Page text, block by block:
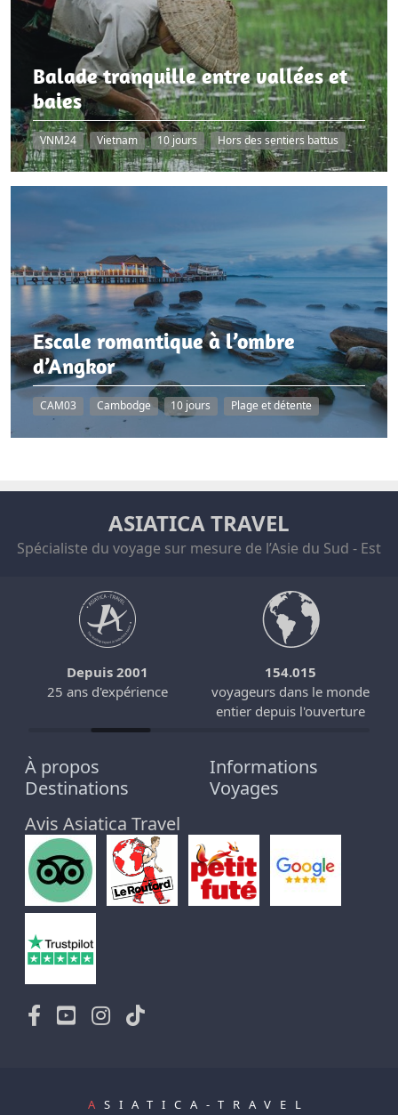
Balade tranquille entre vallées et
baies
VNM24 Vietnam 10 jours Hors des sentiers battus
Escale romantique à l’ombre
d’Angkor
CAM03 Cambodge 10 jours Plage et détente
ASIATICA TRAVEL
Spécialiste du voyage sur mesure de l’Asie du Sud - Est
Depuis 2001
25 ans d'expérience
154.015
voyageurs dans le monde
entier depuis l'ouverture
À propos
Informations
Destinations
Voyages
Avis Asiatica Travel
A SIATICA-TRAVEL